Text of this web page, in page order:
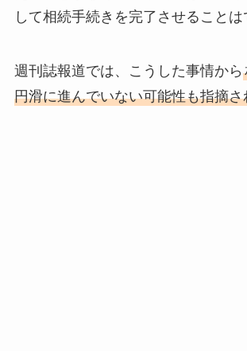
して相続手続きを完了させることは
週刊誌報道では、こうした事情から
円滑に進んでいない可能性も指摘